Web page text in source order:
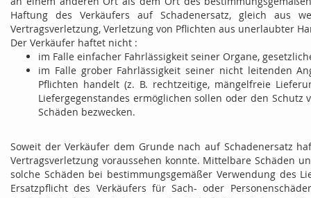
Haftung des Verkäufers auf Schadenersatz, gleich aus
Vertragsverletzung, Verletzung von Pflichten aus unerlaubter
Der Verkäufer haftet nicht :
im Falle einfacher Fahrlässigkeit seiner Organe,
im Falle grober Fahrlässigkeit seiner nicht leitenden
Pflichten handelt (z. B. rechtzeitige, mängelfreie
Liefergegenstandes ermöglichen sollen oder den
Schäden bezwecken.
Soweit der Verkäufer dem Grunde nach auf Schadenersatz
Vertragsverletzung voraussehen konnte. Mittelbare Schäden
solche Schäden bei bestimmungsgemäßer Verwendung des
Ersatzpflicht des Verkäufers für Sach- oder